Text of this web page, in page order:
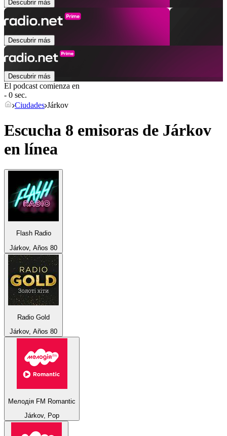
Descubrir más
Descubrir más
Descubrir más
El podcast comienza en
- 0 sec.
Ciudades Járkov
Escucha 8 emisoras de Járkov
en línea
Flash Radio
Járkov, Años 80
Radio Gold
Járkov, Años 80
Мелодія FM Romantic
Járkov, Pop